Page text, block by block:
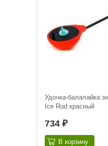
Удочка-балалайка
Ice Rod красный
734 ₽
В корзину